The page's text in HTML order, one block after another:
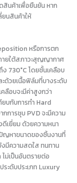
สินค้าเพื่อยืนยัน หาก
นสินค้าให้
หรือการตก
ายใต้สภาวะสุญญากาศ
730°C โดยชั้นเคลือบ
ด้วยเนื้อฟิล์มที่บางระดับ
ลือบจะมีค่าสูงกว่า
บกับการทำ Hard
การชุบ PVD จะมีความ
เยี่ยม ด้วยความหนา
ญหาขนาดของชิ้นงานที่
มีความสดใส ทนทาน
ม่เป็นอันตรายต่อ
ระดับประเภท Luxury